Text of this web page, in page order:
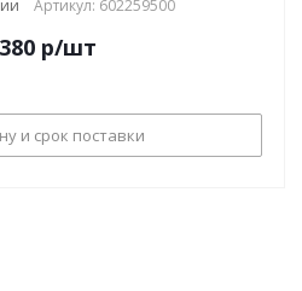
Артикул: 602259500
р/шт
и срок поставки